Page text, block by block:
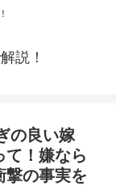
説！
の良い嫁
て！嫌なら
の事実を